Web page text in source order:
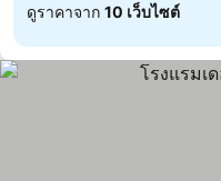
ดูราคาจาก 10 เว็บไซต์